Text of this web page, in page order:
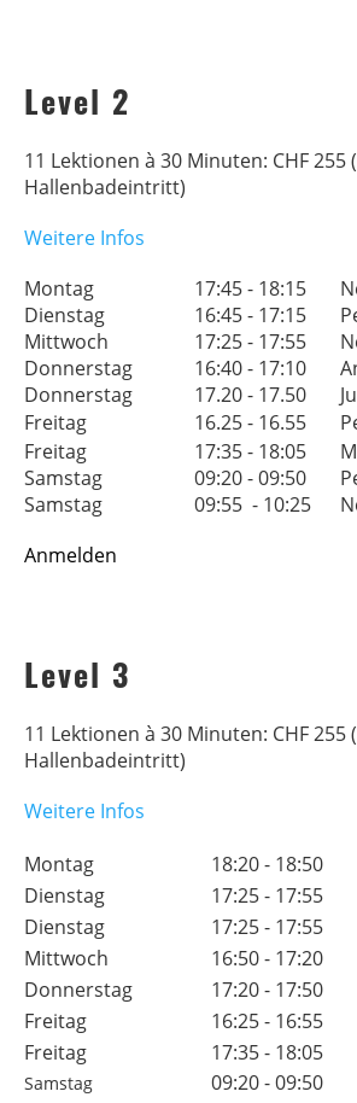
Level 2
11 Lektionen à 30 Minuten: CHF 255
Hallenbadeintritt)
Weitere Infos
Montag
17:45 - 18:15
Dienstag
16:45 - 17:15
Mittwoch
17:25 - 17:55
Donnerstag
16:40 - 17:10
Donnerstag
17.20 - 17.50
Freitag
16.25 - 16.55
Freitag
17:35 - 18:05
Samstag
09:20 - 09:50
Samstag
09:55 - 10:25
Anmelden
Level 3
11 Lektionen à 30 Minuten: CHF 255
Hallenbadeintritt)
Weitere Infos
Montag
18:20 - 18:50
Dienstag
17:25 - 17:55
Dienstag
17:25 - 17:55
Mittwoch
16:50 - 17:20
Donnerstag
17:20 - 17:50
Freitag
16:25 - 16:55
Freitag
17:35 - 18:05
Samstag 09:20 - 09:50